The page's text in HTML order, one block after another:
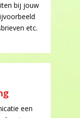
bij jouw
etc.
een